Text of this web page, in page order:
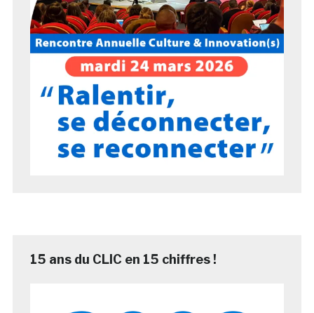
15 ans du CLIC en 15 chiffres !